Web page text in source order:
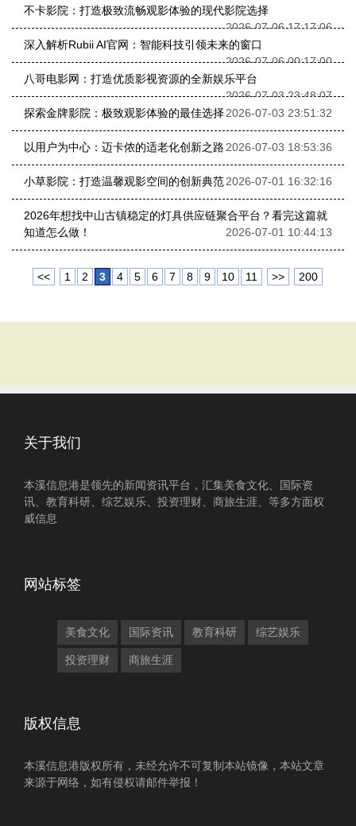
不卡影院：打造极致流畅观影体验的现代影院选择
2026-07-06 17:17:06
深入解析Rubii AI官网：智能科技引领未来的窗口
2026-07-06 00:17:00
八哥电影网：打造优质影视资源的全新娱乐平台
2026-07-03 23:48:07
探索金牌影院：极致观影体验的最佳选择2026-07-03 23:51:32
以用户为中心：迈卡侬的适老化创新之路 2026-07-03 18:53:36
小草影院：打造温馨观影空间的创新典范2026-07-01 16:32:16
2026年想找中山古镇稳定的灯具供应链聚合平台？看完这篇就
知道怎么做！
2026-07-01 10:44:13
<< 1 2 3 4 5 6 7 8 9 10 11 >> 200
关于我们
本溪信息港是领先的新闻资讯平台，汇集美食文化、国际资
讯、教育科研、综艺娱乐、投资理财、商旅生涯、等多方面权
威信息
网站标签
美食文化 国际资讯 教育科研 综艺娱乐
投资理财 商旅生涯
版权信息
本溪信息港版权所有，未经允许不可复制本站镜像，本站文章
来源于网络，如有侵权请邮件举报！